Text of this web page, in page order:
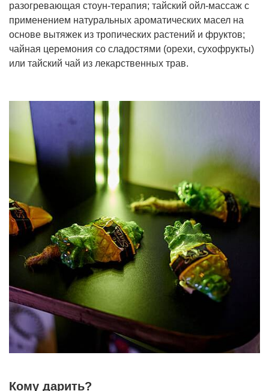
разогревающая стоун-терапия; тайский ойл-массаж с
применением натуральных ароматических масел на
основе вытяжек из тропических растений и фруктов;
чайная церемония со сладостями (орехи, сухофрукты)
или тайский чай из лекарственных трав.
Кому дарить?